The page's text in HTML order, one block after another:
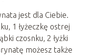
jest dla Ciebie.
1 łyżeczkę ostrej
czosnku, 2 łyżki
możesz także